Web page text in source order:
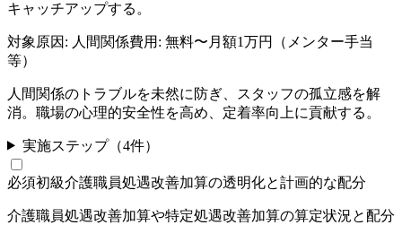
キャッチアップする。
対象原因: 人間関係費用: 無料〜月額1万円（メンター手当
等）
人間関係のトラブルを未然に防ぎ、スタッフの孤立感を解
消。職場の心理的安全性を高め、定着率向上に貢献する。
実施ステップ（4件）
必須初級介護職員処遇改善加算の透明化と計画的な配分
介護職員処遇改善加算や特定処遇改善加算の算定状況と配分